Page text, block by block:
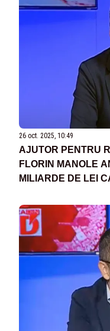
26 oct. 2025, 10:49
AJUTOR PENTRU
FLORIN MANOLE
MILIARDE DE LEI